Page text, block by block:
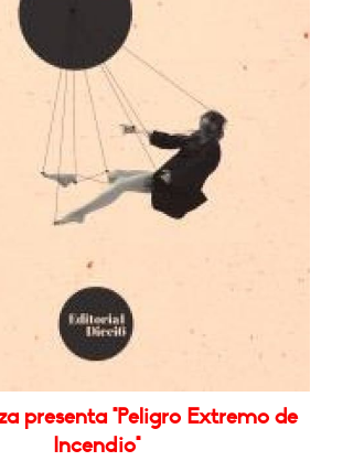
presenta "Peligro Extremo de
Incendio"